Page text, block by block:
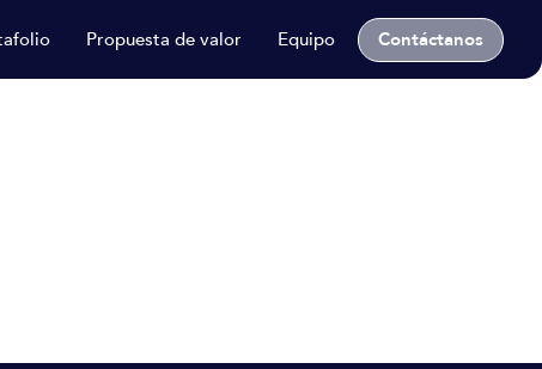
Propuesta de valor Equipo Contáctanos